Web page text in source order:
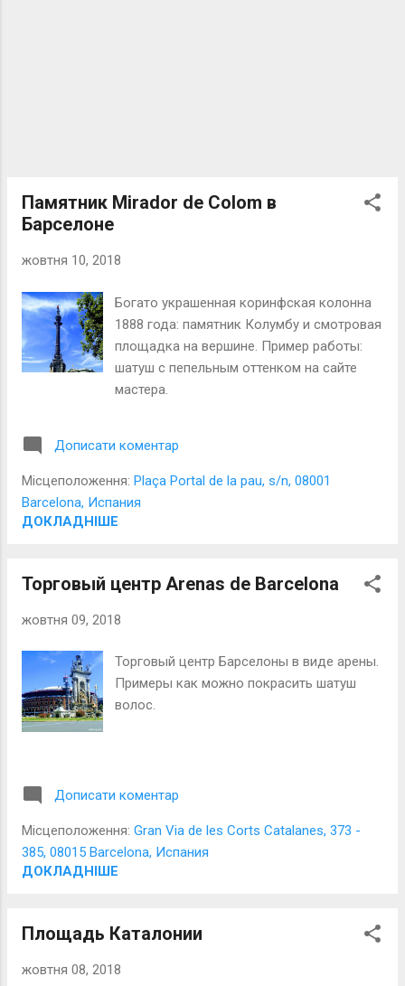
Памятник Mirador de Colom в
Барселоне
жовтня 10, 2018
Богато украшенная коринфская колонна
1888 года: памятник Колумбу и смотровая
площадка на вершине. Пример работы:
шатуш с пепельным оттенком на сайте
мастера.
Дописати коментар
Місцеположення: Plaça Portal de la pau, s/n, 08001
Barcelona, Испания
ДОКЛАДНІШЕ
Торговый центр Arenas de Barcelona
жовтня 09, 2018
Торговый центр Барселоны в виде арены.
Примеры как можно покрасить шатуш
волос.
Дописати коментар
Місцеположення: Gran Via de les Corts Catalanes, 373 -
385, 08015 Barcelona, Испания
ДОКЛАДНІШЕ
Площадь Каталонии
жовтня 08, 2018